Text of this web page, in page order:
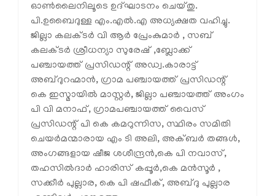
ഓൺലൈനിലൂടെ ഉദ്ഘാടനം ചെയ്തു.
പി.ഉബൈദുള്ള എം.എൽ.എ അധ്യക്ഷത വഹിച്ചു.
ജില്ലാ കലക്ടർ വി ആർ പ്രേംകുമാർ , സബ്
കലക്ടർ ശ്രീധന്യാ സുരേഷ് ,ബ്ലോക്ക്‌
പഞ്ചായത്ത് പ്രസിഡന്റ് അഡ്വ.കാരാട്ട്
അബ്ദുറഹ്മാൻ, ഗ്രാമ പഞ്ചായത്ത് പ്രസിഡന്റ്
കെ ഇസ്മായിൽ മാസ്റ്റർ, ജില്ലാ പഞ്ചായത്ത് അംഗം
പി വി മനാഫ്, ഗ്രാമപഞ്ചായത്ത് വൈസ്
പ്രസിഡന്റ് പി കെ കമറുന്നിസ, സ്ഥിരം സമിതി
ചെയർമന്മാരായ എം ടി അലി, അക്ബർ തങ്ങൾ,
അംഗങ്ങളായ ഷീജ ശശീന്ദ്രൻ,കെ പി നവാസ്,
തഹസിൽദാർ ഹാരിസ് കപ്പൂർ,കെ മൻസൂർ ,
സക്കീർ പുല്ലാര, കെ പി ഷഫീക്, അബ്ദു പുല്ലാര